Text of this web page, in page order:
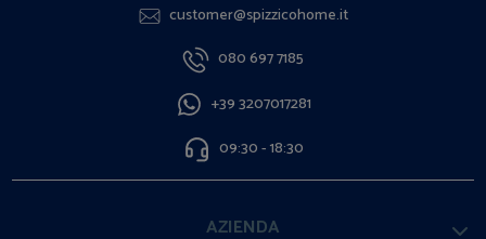
customer@spizzicohome.it
080 697 7185
+39 3207017281
09:30 - 18:30
AZIENDA